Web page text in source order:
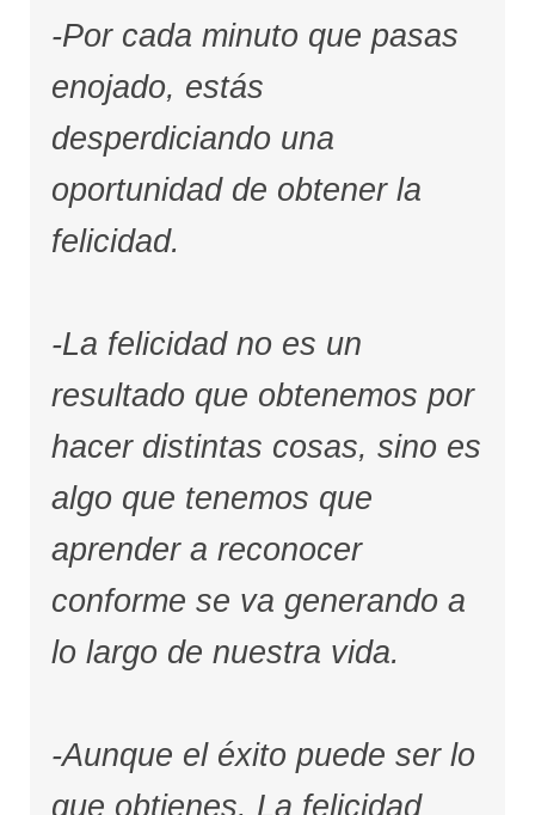
-Por cada minuto que pasas
enojado, estás
desperdiciando una
oportunidad de obtener la
felicidad.
-La felicidad no es un
resultado que obtenemos por
hacer distintas cosas, sino es
algo que tenemos que
aprender a reconocer
conforme se va generando a
lo largo de nuestra vida.
-Aunque el éxito puede ser lo
que obtienes. La felicidad